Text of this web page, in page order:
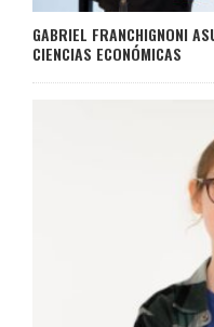
GABRIEL FRANCHIGNONI
CIENCIAS ECONÓMICAS